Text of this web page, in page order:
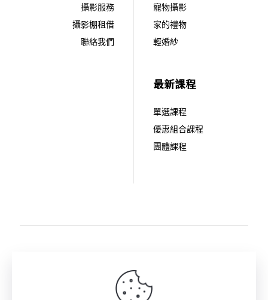
攝影服務
攝影棚租借
聯絡我們
寵物攝影
家的禮物
輕婚紗
最新課程
單選課程
優惠組合課程
團體課程